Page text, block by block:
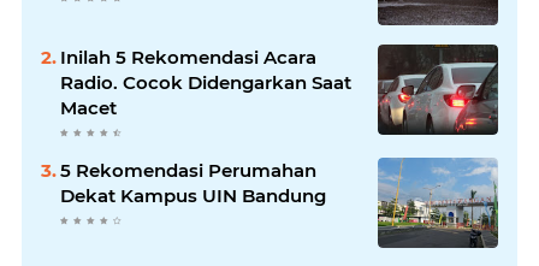
Inilah 5 Rekomendasi Acara
Radio. Cocok Didengarkan Saat
Macet
5 Rekomendasi Perumahan
Dekat Kampus UIN Bandung